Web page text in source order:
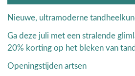
Nieuwe, ultramoderne
Ga deze juli met een stralende
20% korting op het bleken van
Openingstijden artsen